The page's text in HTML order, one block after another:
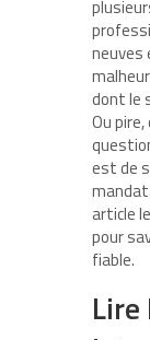
neuves
dont le
Ou
est de
article
pour
fiable.